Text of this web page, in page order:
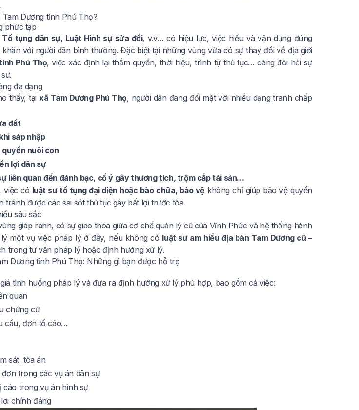
Dương tỉnh Phú Thọ?
phức tạp
Tố tụng dân sự, Luật Hình sự sửa đổi, v.v… có hiệu lực, việc hiểu và vận dụng đúng
với người dân bình thường. Đặc biệt tại những vùng vừa có sự thay đổi về địa giới
Phú Thọ, việc xác định lại thẩm quyền, thời hiệu, trình tự thủ tục… càng đòi hỏi sự
đa dạng
thấy, tại xã Tam Dương Phú Thọ, người dân đang đối mặt với nhiều dạng tranh chấp
đất
sáp nhập
quyền nuôi con
lợi dân sự
liên quan đến đánh bạc, cố ý gây thương tích, trộm cắp tài sản…
việc có luật sư tố tụng đại diện hoặc bào chữa, bảo vệ không chỉ giúp bảo vệ quyền
tránh được các sai sót thủ tục gây bất lợi trước tòa.
sâu sắc
giáp ranh, có sự giao thoa giữa cơ chế quản lý cũ của Vĩnh Phúc và hệ thống hành
một vụ việc pháp lý ở đây, nếu không có luật sư am hiểu địa bàn Tam Dương cũ –
trong tư vấn pháp lý hoặc định hướng xử lý.
Dương tỉnh Phú Thọ: Những gì bạn được hỗ trợ
tình huống pháp lý và đưa ra định hướng xử lý phù hợp, bao gồm cả việc:
quan
chứng cứ
cầu, đơn tố cáo…
sát, tòa án
trong các vụ án dân sự
cáo trong vụ án hình sự
chính đáng